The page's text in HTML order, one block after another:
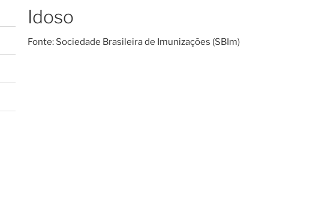
Idoso
Fonte: Sociedade Brasileira de Imunizações (SBIm)